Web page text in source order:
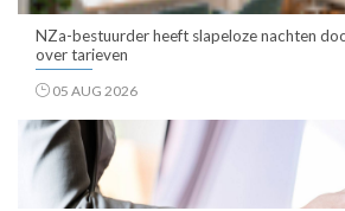
NZa-bestuurder heeft slapeloze nachten
over tarieven
05 AUG 2026